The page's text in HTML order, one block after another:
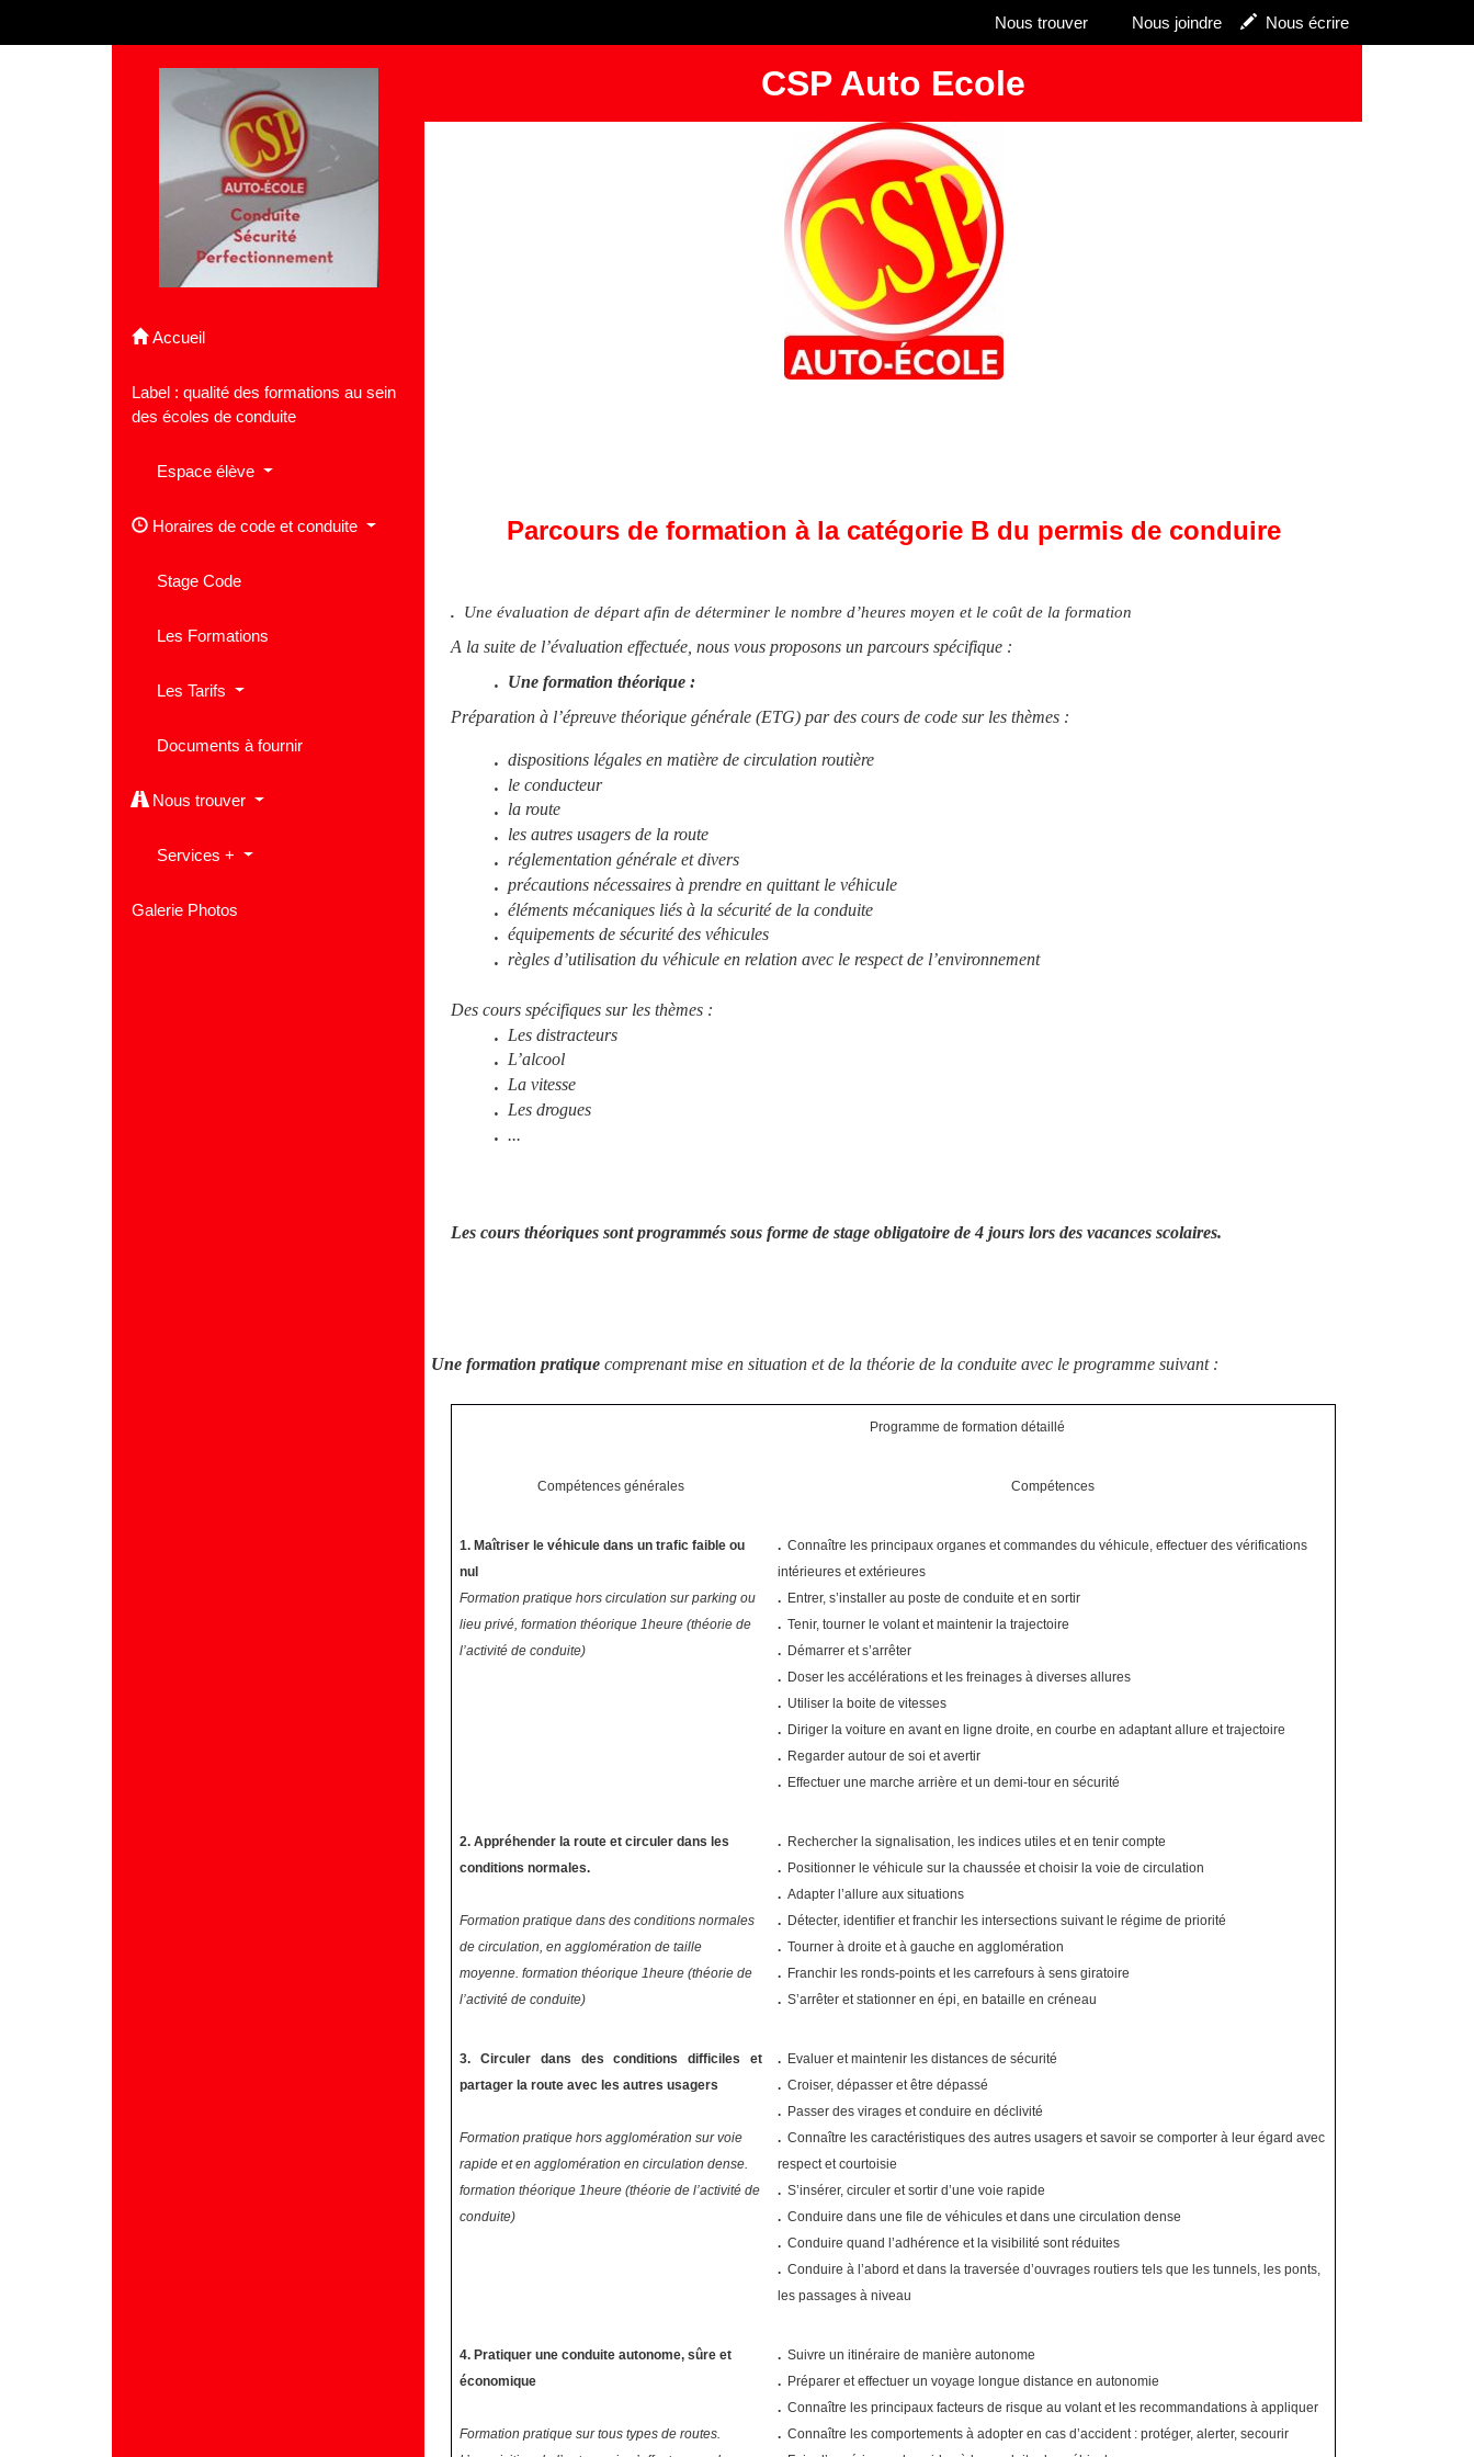
Nous trouver Nous joindre Nous écrire
Accueil
Label : qualité des formations au sein
des écoles de conduite
Espace élève
Horaires de code et conduite
Stage Code
Les Formations
Les Tarifs
Documents à fournir
Nous trouver
Services +
Galerie Photos
CSP Auto Ecole
Parcours de formation à la catégorie B du permis de conduire
. Une évaluation de départ afin de déterminer le nombre d’heures moyen et le coût de la formation
A la suite de l’évaluation effectuée, nous vous proposons un parcours spécifique :
. Une formation théorique :
Préparation à l’épreuve théorique générale (ETG) par des cours de code sur les thèmes :
. dispositions légales en matière de circulation routière
. le conducteur
. la route
. les autres usagers de la route
. réglementation générale et divers
. précautions nécessaires à prendre en quittant le véhicule
. éléments mécaniques liés à la sécurité de la conduite
. équipements de sécuritédes véhicules
. règles d’utilisation du véhicule en relation avec le respect de l’environnement
Des cours spécifiques sur les thèmes :
. Les distracteurs
. L’alcool
. La vitesse
. Les drogues
. ...
Les cours théoriques sont programmés sous forme de stage obligatoire de 4 jours lors des vacances scolaires.
Une formation pratiquecomprenant mise en situation et de la théorie de la conduite avec le programme suivant :
Programme de formation détaillé
Compétences générales Compétences
1. Maîtriser le véhicule dans un trafic faible ou
nul
Formation pratique hors circulation sur parking ou
lieu privé, formation théorique 1heure (théorie de
l’activité de conduite)
. Connaître les principaux organes et commandes du véhicule, effectuer des vérifications
intérieures et extérieures
. Entrer, s’installer au poste de conduite et en sortir
. Tenir, tourner le volant et maintenir la trajectoire
. Démarrer et s’arrêter
. Doser les accélérations et les freinages à diverses allures
. Utiliser la boite de vitesses
. Diriger la voiture en avant en ligne droite, en courbe en adaptant allure et trajectoire
. Regarder autour de soi et avertir
. Effectuer une marche arrière et un demi-tour en sécurité
2. Appréhender la route et circuler dans les
conditions normales.
Formation pratique dans des conditions normales
de circulation, en agglomération de taille
moyenne. formation théorique 1heure (théorie de
l’activité de conduite)
. Rechercher la signalisation, les indices utiles et en tenir compte
. Positionner le véhicule sur la chaussée et choisir la voie de circulation
. Adapter l’allure aux situations
. Détecter, identifier et franchir les intersections suivant le régime de priorité
. Tourner à droite et à gauche en agglomération
. Franchir les ronds-points et les carrefours à sens giratoire
. S’arrêter et stationner en épi, en bataille en créneau
3. Circuler dans des conditions difficiles et
partager la route avec les autres usagers
Formation pratique hors agglomération sur voie
rapide et en agglomération en circulation dense.
formation théorique 1heure (théorie de l’activité de
conduite)
. Evaluer et maintenir les distances de sécurité
. Croiser, dépasser et être dépassé
. Passer des virages et conduire en déclivité
. Connaître les caractéristiques des autres usagers et savoir se comporter à leur égard avec
respect et courtoisie
. S’insérer, circuler et sortir d’une voie rapide
. Conduire dans une file de véhicules et dans une circulation dense
. Conduire quand l’adhérence et la visibilité sont réduites
. Conduire à l’abord et dans la traversée d’ouvrages routiers tels que les tunnels, les ponts,
les passages à niveau
4. Pratiquer une conduite autonome, sûre et
économique
Formation pratique sur tous types de routes.
. Suivre un itinéraire de manière autonome
. Préparer et effectuer un voyage longue distance en autonomie
. Connaître les principaux facteurs de risque au volant et les recommandations à appliquer
. Connaître les comportements à adopter en cas d’accident : protéger, alerter, secourir